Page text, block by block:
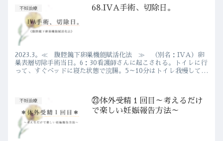
不妊治療 68.IVA手術、切除日。
2023.3。≪ 腹腔鏡下卵巣機能賦活化法 ≫ （別名：IVA）卵
巣表層切除手術当日。6：30看護師さんに起こされる。トイレに行
って、すぐベッドに寝た状態で浣腸。5～10分はトイレ我慢してと
不妊治療
㉓体外受精１回目～考えるだけ
で楽しい妊娠報告方法～